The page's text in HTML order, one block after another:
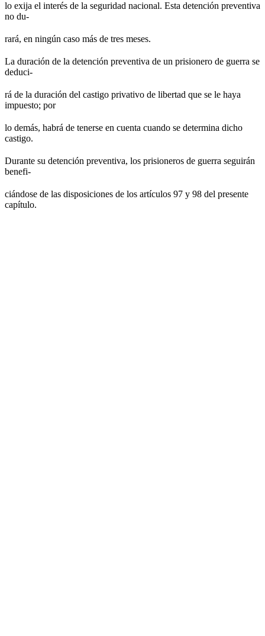
lo exija el interés de la seguridad nacional. Esta detención preventiva
no du-
rará, en ningún caso más de tres meses.
La duración de la detención preventiva de un prisionero de guerra se
deduci-
rá de la duración del castigo privativo de libertad que se le haya
impuesto; por
lo demás, habrá de tenerse en cuenta cuando se determina dicho
castigo.
Durante su detención preventiva, los prisioneros de guerra seguirán
benefi-
ciándose de las disposiciones de los artículos 97 y 98 del presente
capítulo.